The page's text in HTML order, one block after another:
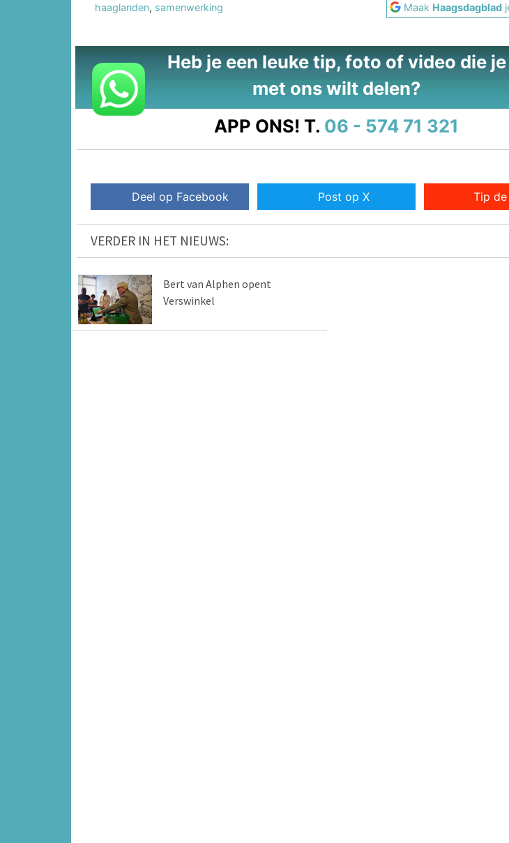
haaglanden, samenwerking Maak Haagsdagblad
Heb je een leuke tip, foto of video die je
met ons wilt delen?
APP ONS! T. 06 - 574 71 321
Deel op Facebook Post op X Tip
VERDER IN HET NIEUWS:
Bert van Alphen opent
Verswinkel